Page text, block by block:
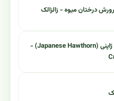
درختان میوه - زالزالک
معرفی گیاه زالزالک ژاپنی (Japanese Hawthorn) -